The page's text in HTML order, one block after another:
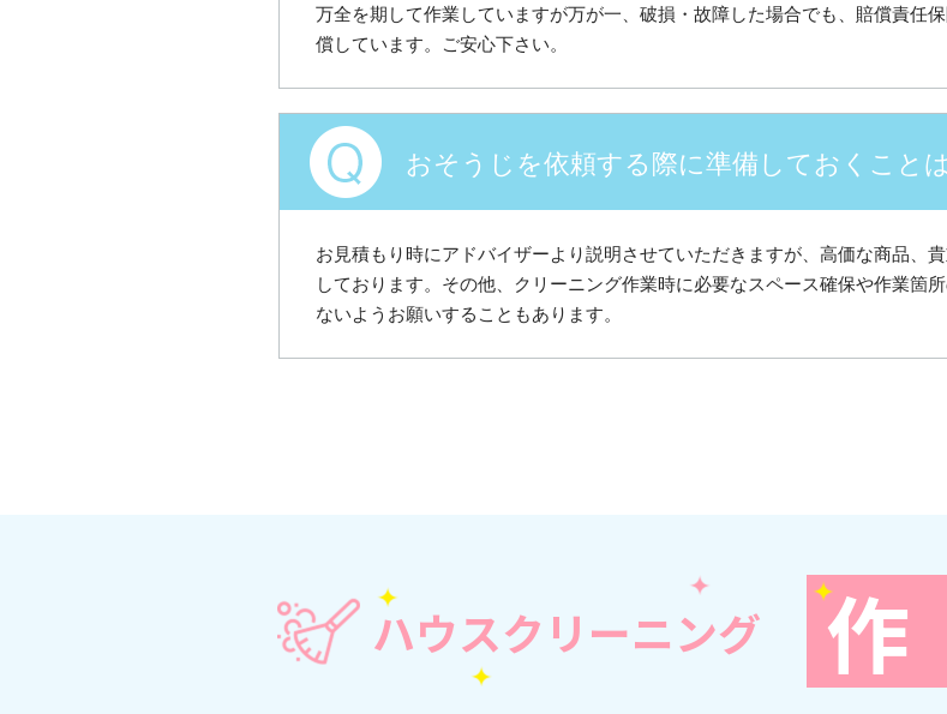
万全を期して作業していますが万が一、破損・故障した場合でも、賠償責任
償しています。ご安心下さい。
おそうじを依頼する際に準備しておくこと
お見積もり時にアドバイザーより説明させていただきますが、高価な商品、
しております。その他、クリーニング作業時に必要なスペース確保や作業箇
ないようお願いすることもあります。
ハウスクリーニング 作